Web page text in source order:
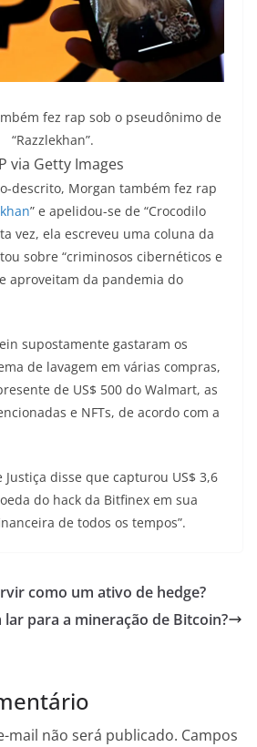
fez rap sob o pseudônimo de
“Razzlekhan”.
via Getty Images
descrito, Morgan também fez rap
” e apelidou-se de “Crocodilo
vez, ela escreveu uma coluna da
sobre “criminosos cibernéticos e
aproveitam da pandemia do
supostamente gastaram os
de lavagem em várias compras,
de US$ 500 do Walmart, as
e NFTs, de acordo com a
disse que capturou US$ 3,6
do hack da Bitfinex em sua
de todos os tempos”.
como um ativo de hedge?
lar para a mineração de Bitcoin?
mail não será publicado. Campos